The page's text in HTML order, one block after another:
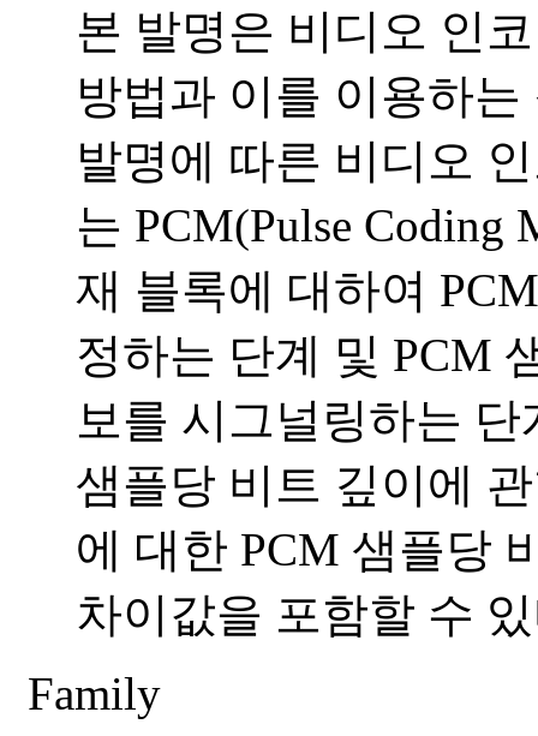
본 발명은 비디오 인
방법과 이를 이용하
발명에 따른 비디오
는 PCM(Pulse Coding
재 블록에 대하여
정하는 단계 및 PCM
보를 시그널링하는
샘플당 비트 깊이에
에 대한 PCM 샘플당
차이값을 포함할 수
Family